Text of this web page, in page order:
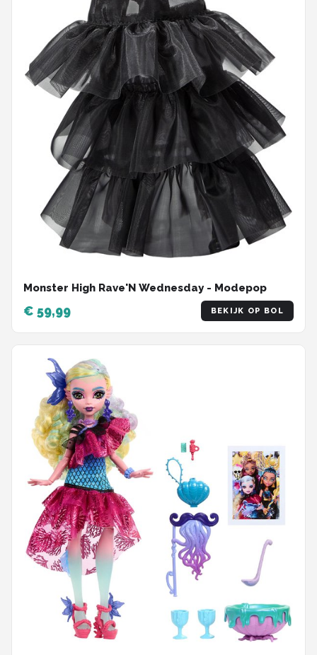
Monster High Rave'N Wednesday - Modepop
€ 59,99 BEKIJK OP BOL